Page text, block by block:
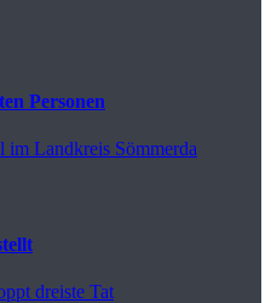
Personen
im Landkreis Sömmerda
dreiste Tat